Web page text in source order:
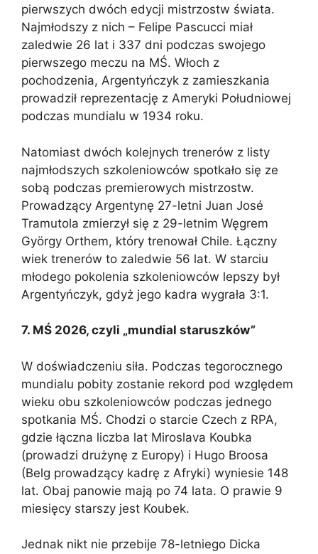
pierwszych dwóch edycji mistrzostw świata.
Najmłodszy z nich – Felipe Pascucci miał
zaledwie 26 lat i 337 dni podczas swojego
pierwszego meczu na MŚ. Włoch z
pochodzenia, Argentyńczyk z zamieszkania
prowadził reprezentację z Ameryki Południowej
podczas mundialu w 1934 roku.
Natomiast dwóch kolejnych trenerów z listy
najmłodszych szkoleniowców spotkało się ze
sobą podczas premierowych mistrzostw.
Prowadzący Argentynę 27-letni Juan José
Tramutola zmierzył się z 29-letnim Węgrem
György Orthem, który trenował Chile. Łączny
wiek trenerów to zaledwie 56 lat. W starciu
młodego pokolenia szkoleniowców lepszy był
Argentyńczyk, gdyż jego kadra wygrała 3:1.
7. MŚ 2026, czyli „mundial staruszków”
W doświadczeniu siła. Podczas tegorocznego
mundialu pobity zostanie rekord pod względem
wieku obu szkoleniowców podczas jednego
spotkania MŚ. Chodzi o starcie Czech z RPA,
gdzie łączna liczba lat Miroslava Koubka
(prowadzi drużynę z Europy) i Hugo Broosa
(Belg prowadzący kadrę z Afryki) wyniesie 148
lat. Obaj panowie mają po 74 lata. O prawie 9
miesięcy starszy jest Koubek.
Jednak nikt nie przebije 78-letniego Dicka